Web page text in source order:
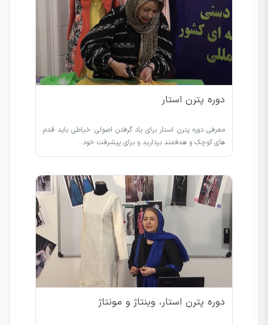
دوره پترن استار
معرفی دوره پترن استار برای یاد گرفتن اصولی خیاطی باید قدم
های کوچک و هدفمند بردارید و برای پیشرفت خود…
دوره پترن استار، وینتاژ و مونتاژ